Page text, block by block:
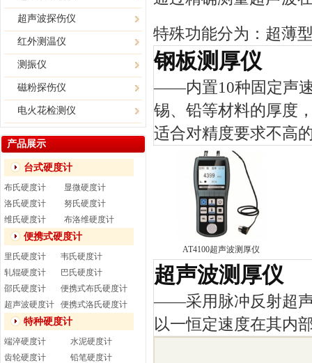
特殊功能分为：超薄
钢板测厚仪
——内置10种固定声速
锡、铅等材料的厚度
适合对精度要求不高
AT4100超声波测厚仪
超声波测厚仪
——采用脉冲反射超声
以一恒定速度在其内
超声波探伤仪
红外测温仪
测振仪
磁粉探伤仪
电火花检测仪
产品展示
台式硬度计
布氏硬度计
显微硬度计
洛氏硬度计
努氏硬度计
维氏硬度计
布洛维硬度计
便携式硬度计
里氏硬度计
韦氏硬度计
轧辊硬度计
巴氏硬度计
邵氏硬度计
便携式布氏硬度计
超声波硬度计
便携式洛氏硬度计
特种硬度计
端淬硬度计
水泥硬度计
齿轮硬度计
铅笔硬度计